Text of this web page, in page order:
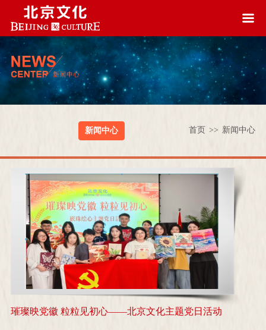
新闻中心 首页 >> 新闻中心
璀璨映党徽 粒粒见初心——北京文化主题党日活动